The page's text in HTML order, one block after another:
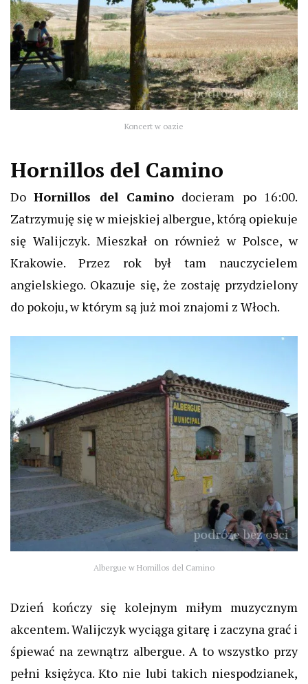
Koncert w oazie
Hornillos del Camino
DoHornillos del Camino docieram po 16:00.
Zatrzymuję się w miejskiej albergue, którą opiekuje
się Walijczyk. Mieszkał on również w Polsce, w
Krakowie. Przez rok był tam nauczycielem
angielskiego. Okazuje się, że zostaję przydzielony
do pokoju, w którym są już moi znajomi z Włoch.
Albergue w Hornillos del Camino
Dzień kończy się kolejnym miłym muzycznym
akcentem. Walijczyk wyciąga gitarę i zaczyna grać i
śpiewać na zewnątrz albergue. A to wszystko przy
pełni księżyca. Kto nie lubi takich niespodzianek,